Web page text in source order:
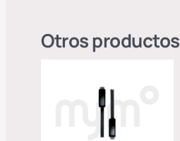
Otros productos